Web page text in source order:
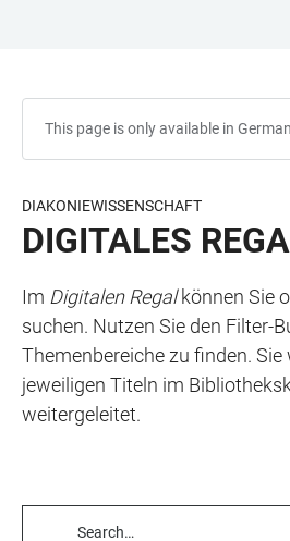
This page is only available in
DIAKONIEWISSENSCHAFT
DIGITALES
Im Digitalen Regalkönnen Sie
suchen. Nutzen Sie den Filter-
Themenbereiche zu finden. Sie
jeweiligen Titeln im
weitergeleitet.